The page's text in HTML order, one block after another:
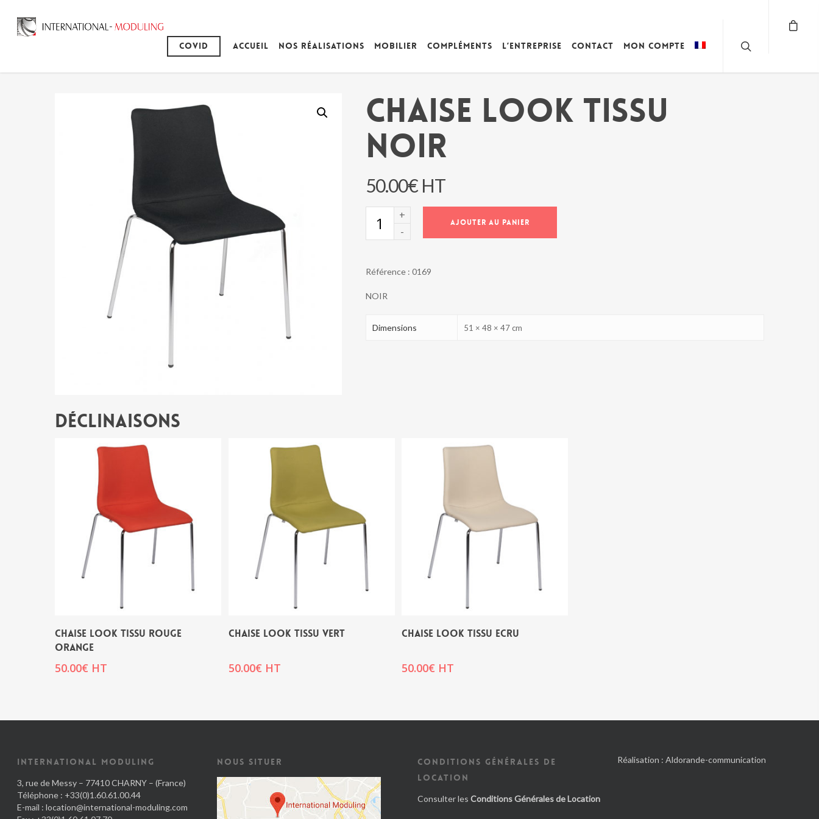
Covid Accueil Nos réalisations Mobilier Compléments L’entreprise Contact Mon compte
CHAISE LOOK TISSU
NOIR
50.00€ HT
NOIR
AJOUTER AU PANIER
Référence : 0169
NOIR
Dimensions 51 × 48 × 47 cm
Déclinaisons
CHAISE LOOK TISSU ROUGE
ORANGE
50.00€ HT
CHAISE LOOK TISSU VERT
50.00€ HT
CHAISE LOOK TISSU ECRU
50.00€ HT
INTERNATIONAL MODULING
3, rue de Messy – 77410 CHARNY – (France)
Téléphone : +33(0)1.60.61.00.44
E-mail : location@international-moduling.com
NOUS SITUER
CONDITIONS GÉNÉRALES DE
LOCATION
Consulter les Conditions Générales de Location
Réalisation :Aldorande-communication